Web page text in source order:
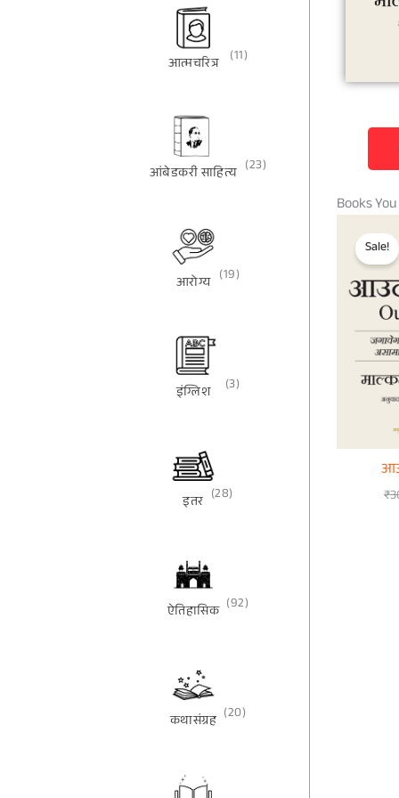
आत्मचरित्र (11)
आंबेडकरी साहित्य (23)
आरोग्य (19)
इंग्लिश (3)
इतर (28)
ऐतिहासिक (92)
कथासंग्रह (20)
Books
Sale!
₹